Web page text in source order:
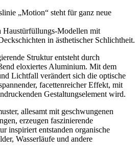
„Motion“ steht für ganz neue
Haustürfüllungs-Modellen mit
in ästhetischer Schlichtheit.
Struktur entsteht durch
eloxiertes Aluminium. Mit dem
Lichtfall verändert sich die optische
facettenreicher Effekt, mit
Gestaltungselement wird.
allesamt mit geschwungenen
erzeugen faszinierende
inspiriert entstanden organische
Wasserläufe und andere